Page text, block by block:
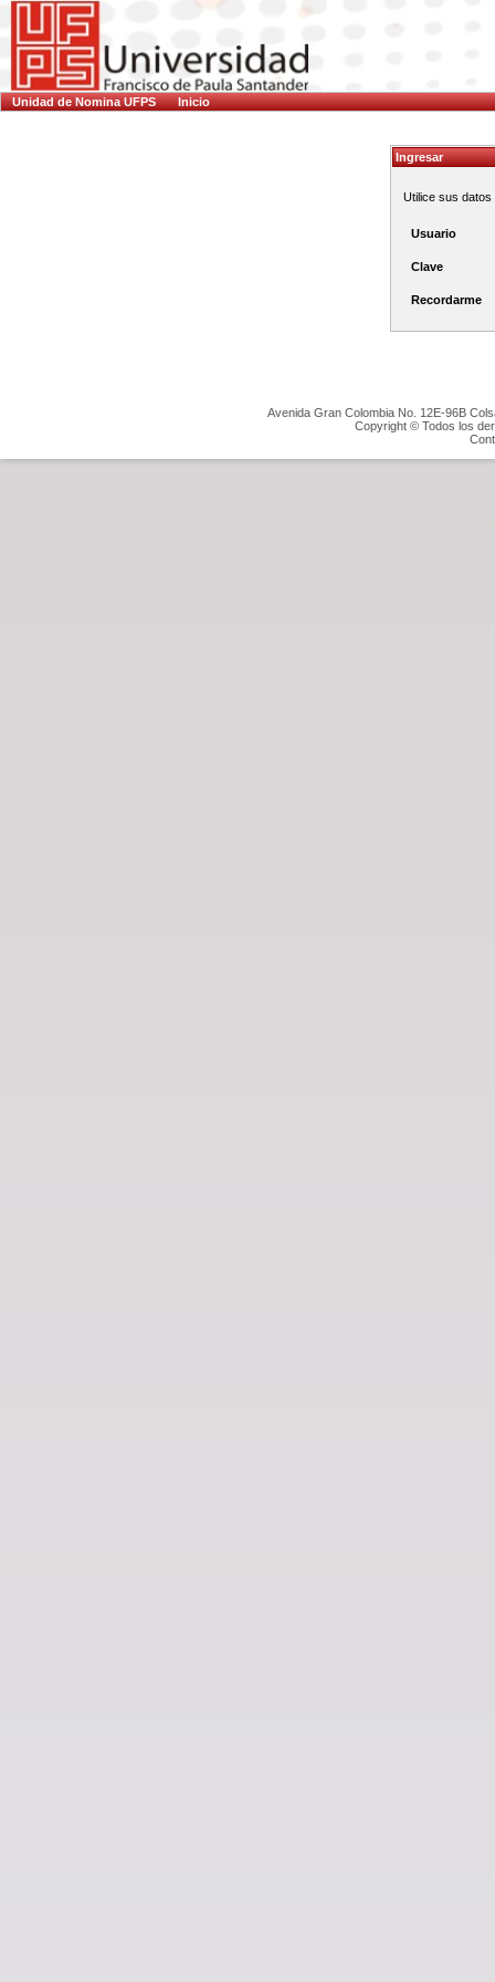
Unidad de Nomina UFPS Inicio
Ingresar
Utilice sus
Usuario
Clave
Recordarme
Avenida Gran Colombia No. 12E-96B
Copyright © Todos los